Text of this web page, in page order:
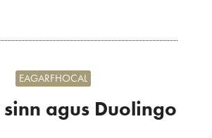
agus Duolingo
EAGARFHOCAL